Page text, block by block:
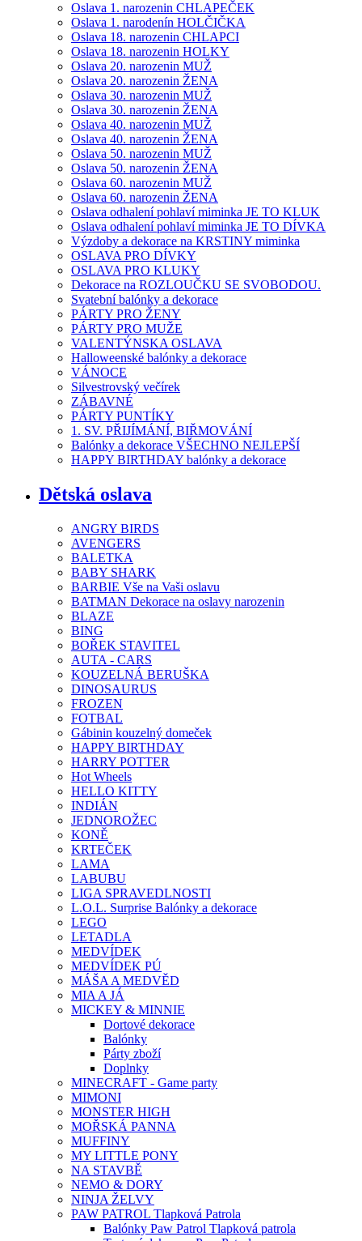
Oslava 1. narozenin CHLAPEČEK
Oslava 1. narodenín HOLČIČKA
Oslava 18. narozenin CHLAPCI
Oslava 18. narozenin HOLKY
Oslava 20. narozenin MUŽ
Oslava 20. narozenin ŽENA
Oslava 30. narozenin MUŽ
Oslava 30. narozenin ŽENA
Oslava 40. narozenin MUŽ
Oslava 40. narozenin ŽENA
Oslava 50. narozenin MUŽ
Oslava 50. narozenin ŽENA
Oslava 60. narozenin MUŽ
Oslava 60. narozenin ŽENA
Oslava odhalení pohlaví miminka JE TO KLUK
Oslava odhalení pohlaví miminka JE TO DÍVKA
Výzdoby a dekorace na KRSTINY miminka
OSLAVA PRO DÍVKY
OSLAVA PRO KLUKY
Dekorace na ROZLOUČKU SE SVOBODOU.
Svatební balónky a dekorace
PÁRTY PRO ŽENY
PÁRTY PRO MUŽE
VALENTÝNSKA OSLAVA
Halloweenské balónky a dekorace
VÁNOCE
Silvestrovský večírek
ZÁBAVNÉ
PÁRTY PUNTÍKY
1. SV. PŘIJÍMÁNÍ, BIŘMOVÁNÍ
Balónky a dekorace VŠECHNO NEJLEPŠÍ
HAPPY BIRTHDAY balónky a dekorace
Dětská oslava
ANGRY BIRDS
AVENGERS
BALETKA
BABY SHARK
BARBIE Vše na Vaši oslavu
BATMAN Dekorace na oslavy narozenin
BLAZE
BING
BOŘEK STAVITEL
AUTA - CARS
KOUZELNÁ BERUŠKA
DINOSAURUS
FROZEN
FOTBAL
Gábinin kouzelný domeček
HAPPY BIRTHDAY
HARRY POTTER
Hot Wheels
HELLO KITTY
INDIÁN
JEDNOROŽEC
KONĚ
KRTEČEK
LAMA
LABUBU
LIGA SPRAVEDLNOSTI
L.O.L. Surprise Balónky a dekorace
LEGO
LETADLA
MEDVÍDEK
MEDVÍDEK PÚ
MÁŠA A MEDVĚD
MIA A JÁ
MICKEY & MINNIE
Dortové dekorace
Balónky
Párty zboží
Doplnky
MINECRAFT - Game party
MIMONI
MONSTER HIGH
MOŘSKÁ PANNA
MUFFINY
MY LITTLE PONY
NA STAVBĚ
NEMO & DORY
NINJA ŽELVY
PAW PATROL Tlapková Patrola
Balónky Paw Patrol Tlapková patrola